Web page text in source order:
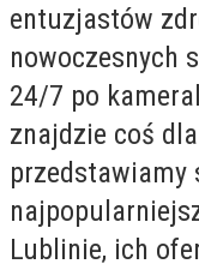
entuzjastów
nowoczesnych
24/7 po
znajdzie coś
przedstawiamy
Lublinie, ich